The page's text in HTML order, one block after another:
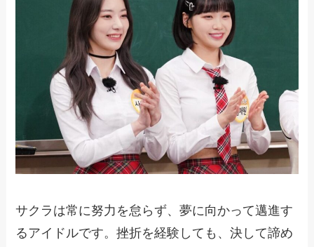
サクラは常に努力を怠らず、夢に向かって邁進す
るアイドルです。挫折を経験しても、決して諦め